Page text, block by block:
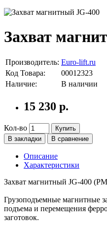
Захват
Производитель: Euro-lift.ru
Код Товара:
00012323
Наличие:
В наличии
15 230 р.
Кол-во
Купить
В закладки
В сравнение
Описание
Характеристики
Захват магнитный JG-400
Грузоподъемные магнитные
подъема и перемещения
заготовок.